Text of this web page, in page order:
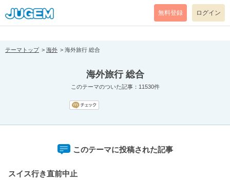
[pear_error: message="Success" code=0 mode=return level=notice
prefix="" info=""]
無料登録 ログイン
テーマトップ 海外 海外旅行 総合
海外旅行 総合
このテーマのついた記事：11530件
このテーマに投稿された記事
スイス行き直前中止